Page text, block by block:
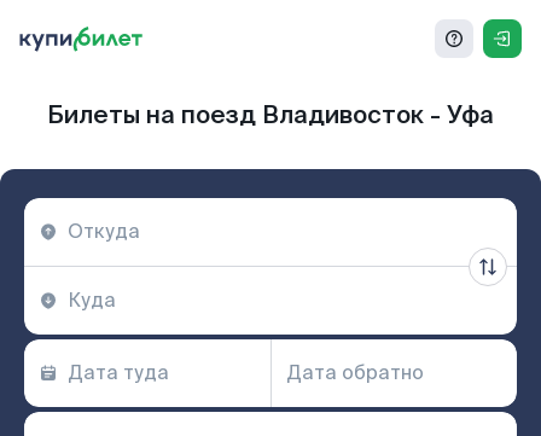
Билеты на поезд Владивосток - Уфа